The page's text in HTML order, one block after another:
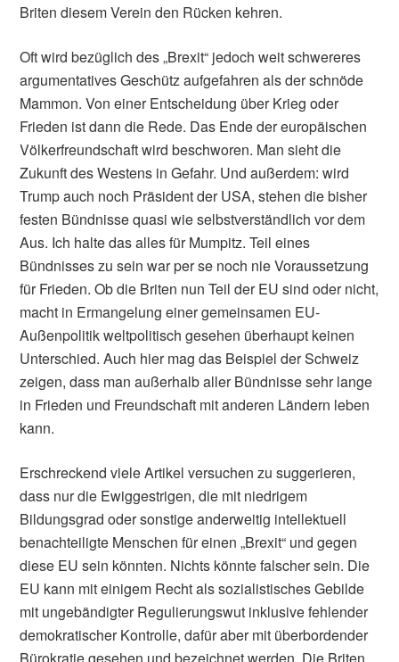
Briten diesem Verein den Rücken kehren.
Oft wird bezüglich des „Brexit“ jedoch weit schwereres
argumentatives Geschütz aufgefahren als der schnöde
Mammon. Von einer Entscheidung über Krieg oder
Frieden ist dann die Rede. Das Ende der europäischen
Völkerfreundschaft wird beschworen. Man sieht die
Zukunft des Westens in Gefahr. Und außerdem: wird
Trump auch noch Präsident der USA, stehen die bisher
festen Bündnisse quasi wie selbstverständlich vor dem
Aus. Ich halte das alles für Mumpitz. Teil eines
Bündnisses zu sein war per se noch nie Voraussetzung
für Frieden. Ob die Briten nun Teil der EU sind oder nicht,
macht in Ermangelung einer gemeinsamen EU-
Außenpolitik weltpolitisch gesehen überhaupt keinen
Unterschied. Auch hier mag das Beispiel der Schweiz
zeigen, dass man außerhalb aller Bündnisse sehr lange
in Frieden und Freundschaft mit anderen Ländern leben
kann.
Erschreckend viele Artikel versuchen zu suggerieren,
dass nur die Ewiggestrigen, die mit niedrigem
Bildungsgrad oder sonstige anderweitig intellektuell
benachteiligte Menschen für einen „Brexit“ und gegen
diese EU sein könnten. Nichts könnte falscher sein. Die
EU kann mit einigem Recht als sozialistisches Gebilde
mit ungebändigter Regulierungswut inklusive fehlender
demokratischer Kontrolle, dafür aber mit überbordender